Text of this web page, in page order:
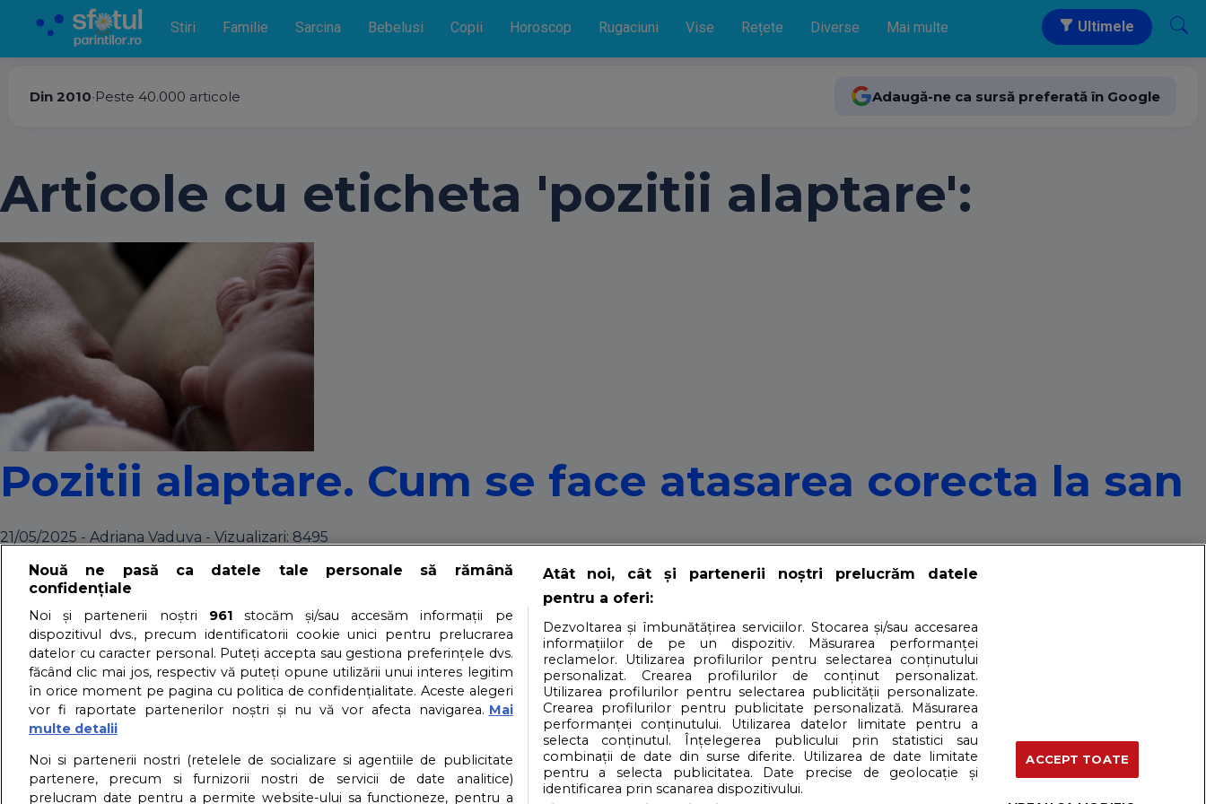
Stiri Familie Sarcina Bebelusi Copii Horoscop Rugaciuni Vise Rețete Diverse Mai multe Ultimele
Din 2010•Peste 40.000 articole Adaugă-ne ca sursă preferată în Google
Articole cu eticheta 'pozitii alaptare':
Pozitii alaptare. Cum se face atasarea corecta la san
21/05/2025 - Adriana Vaduva - Vizualizari: 8495
Daca urmeaza sa devii mamica sau ai deja un nou-nascut si te intereseaza capitolul pozitii alaptare sau atasarea corecta la san, citeste in continuare.
detalii
3 pozitii de alaptare pentru prematuri
12/04/2015 - Adriana Vaduva - Vizualizari:4243
In cazul bebelusilor prematuri, care au ceva mai putina putere de supt, pozitia de alaptare este foarte importanta.
About us – Despre noi Contact Partener: Depositphotos.com Partener: Dreamstime
Nouă ne pasă ca datele tale personale să rămână
confidențiale
Noi și partenerii noștri 961stocăm și/sau accesăm informații pe
dispozitivul dvs., precum identificatorii cookie unici pentru prelucrarea
datelor cu caracter personal. Puteți accepta sau gestiona preferințele dvs.
făcând clic mai jos, respectiv vă puteți opune utilizării unui interes legitim
în orice moment pe pagina cu politica de confidențialitate. Aceste alegeri
vor fi raportate partenerilor noștri și nu vă vor afecta navigarea. Mai
multe detalii
Noi si partenerii nostri (retelele de socializare si agentiile de publicitate
partenere, precum si furnizorii nostri de servicii de date analitice)
prelucram date pentru a permite website-ului sa functioneze, pentru a
Atât noi, cât și partenerii noștri prelucrăm datele
pentru a oferi:
Dezvoltarea și îmbunătățirea serviciilor. Stocarea și/sau accesarea
informațiilor de pe un dispozitiv. Măsurarea performanței
reclamelor. Utilizarea profilurilor pentru selectarea conținutului
personalizat. Crearea profilurilor de conținut personalizat.
Utilizarea profilurilor pentru selectarea publicității personalizate.
Crearea profilurilor pentru publicitate personalizată. Măsurarea
performanței conținutului. Utilizarea datelor limitate pentru a
selecta conținutul. Înțelegerea publicului prin statistici sau
combinații de date din surse diferite. Utilizarea de date limitate
pentru a selecta publicitatea. Date precise de geolocație și
identificarea prin scanarea dispozitivului.
ACCEPT TOATE